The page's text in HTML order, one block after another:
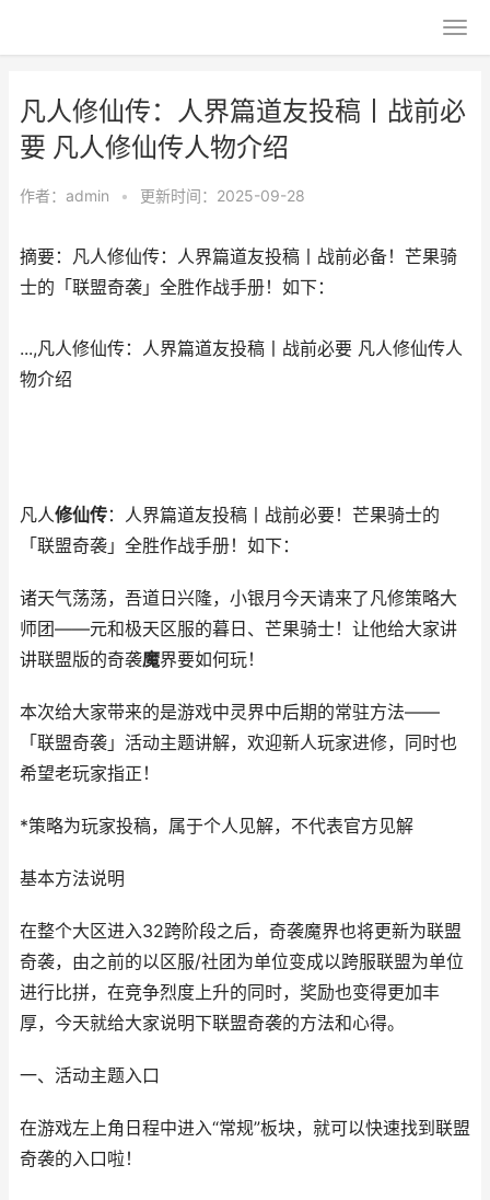
凡人修仙传：人界篇道友投稿丨战前必
要 凡人修仙传人物介绍
作者： admin • 更新时间：2025-09-28
摘要：凡人修仙传：人界篇道友投稿丨战前必备！芒果骑
士的「联盟奇袭」全胜作战手册！如下：
...,凡人修仙传：人界篇道友投稿丨战前必要 凡人修仙传人
物介绍
凡人修仙传：人界篇道友投稿丨战前必要！芒果骑士的
「联盟奇袭」全胜作战手册！如下：
诸天气荡荡，吾道日兴隆，小银月今天请来了凡修策略大
师团——元和极天区服的暮日、芒果骑士！让他给大家讲
讲联盟版的奇袭魔界要如何玩！
本次给大家带来的是游戏中灵界中后期的常驻方法——
「联盟奇袭」活动主题讲解，欢迎新人玩家进修，同时也
希望老玩家指正！
*策略为玩家投稿，属于个人见解，不代表官方见解
基本方法说明
在整个大区进入32跨阶段之后，奇袭魔界也将更新为联盟
奇袭，由之前的以区服/社团为单位变成以跨服联盟为单位
进行比拼，在竞争烈度上升的同时，奖励也变得更加丰
厚，今天就给大家说明下联盟奇袭的方法和心得。
一、活动主题入口
在游戏左上角日程中进入“常规”板块，就可以快速找到联盟
奇袭的入口啦！